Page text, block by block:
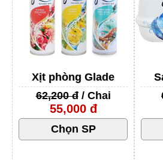
Xịt phòng Glade
62,200 đ/ Chai
55,000 đ